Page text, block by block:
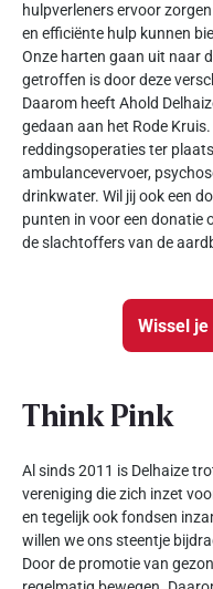
hulpverleners ervoor
en efficiënte hulp kunnen
Onze harten gaan uit naar
getroffen is door deze
Daarom heeft Ahold
gedaan aan het Rode
reddingsoperaties ter
ambulancevervoer,
drinkwater. Wil jij ook een
punten in voor een donatie
de slachtoffers van de
Wissel
Think Pink
Al sinds 2011 is Delhaize
vereniging die zich inzet
en tegelijk ook fondsen
willen we ons steentje
Door de promotie van